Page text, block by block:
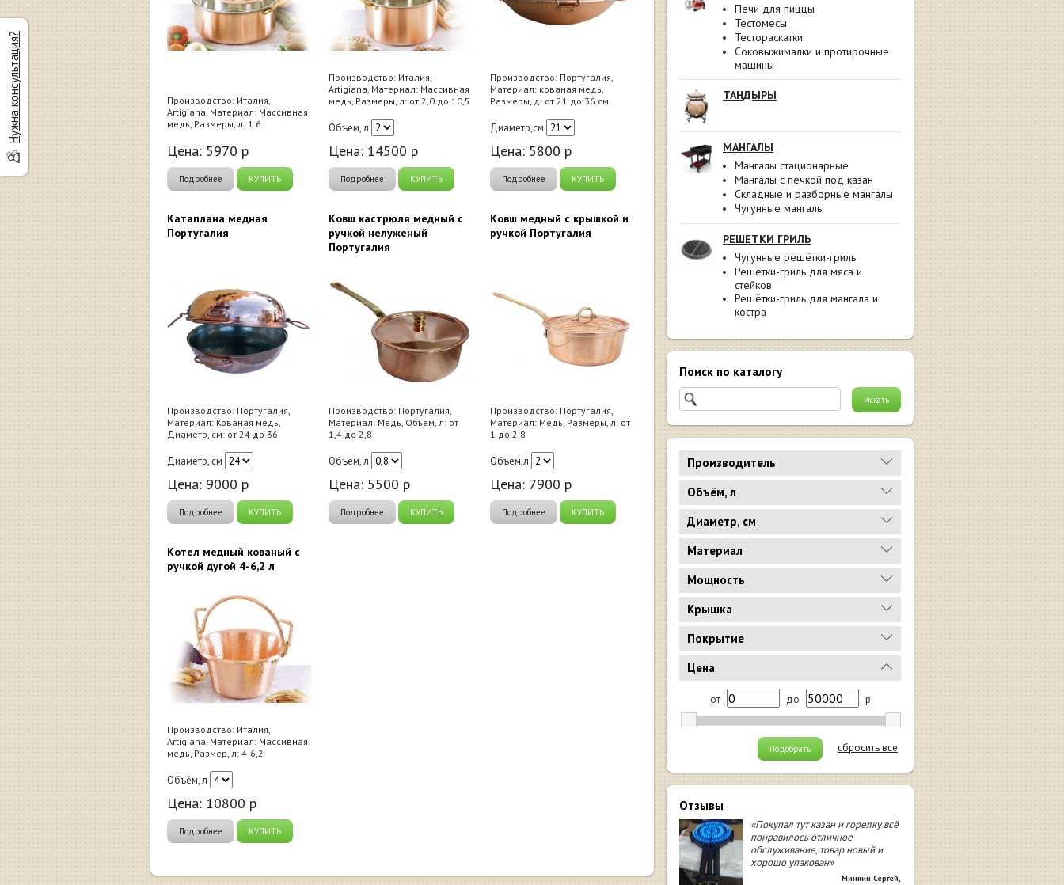
Печи для пиццы
Тестомесы
Тестораскатки
Соковыжималки и протирочные
машины
ТАНДЫРЫ
МАНГАЛЫ
Мангалы стационарные
Мангалы с печкой под казан
Складные и разборные мангалы
Чугунные мангалы
РЕШЕТКИ ГРИЛЬ
Чугунные решётки-гриль
Решётки-гриль для мяса и
стейков
Решётки-гриль для мангала и
костра
Поиск по каталогу
Производитель
Объём, л
Диаметр, см
Материал
Мощность
Крышка
Покрытие
Цена
от до р
сбросить все
Подобрать
Отзывы
«Покупал тут казан и горелку всё
понравилось отличное
обслуживание, товар новый и
хорошо упакован»
Минкин Сергей,
Производство: Италия,
Artigiana, Материал: Массивная
медь, Размеры, л: 1.6
Цена: 5970 р
Подробнее КУПИТЬ
Производство: Италия,
Artigiana, Материал: Массивная
медь, Размеры, л: от 2,0 до 10,5
Объем, л
Цена: 14500 р
Подробнее КУПИТЬ
Производство: Португалия,
Материал: кованая медь,
Размеры, д: от 21 до 36 см.
Диаметр,см
Цена: 5800 р
Подробнее КУПИТЬ
Катаплана медная
Португалия
Производство: Португалия,
Материал: Кованая медь,
Диаметр, см: от 24 до 36
Диаметр, см
Цена: 9000 р
Подробнее КУПИТЬ
Ковш кастрюля медный с
ручкой нелуженый
Португалия
Производство: Португалия,
Материал: Медь, Объем, л: от
1,4 до 2,8
Объем, л
Цена: 5500 р
Подробнее КУПИТЬ
Ковш медный с крышкой и
ручкой Португалия
Производство: Португалия,
Материал: Медь, Размеры, л: от
1 до 2,8
Объем,л
Цена: 7900 р
Подробнее КУПИТЬ
Котел медный кованый с
ручкой дугой 4-6,2 л
Производство: Италия,
Artigiana, Материал: Массивная
медь, Размер, л: 4-6,2
Объём, л
Цена: 10800 р
Подробнее КУПИТЬ
Нужна консультация?